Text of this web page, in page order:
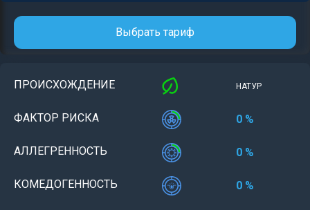
Выбрать тариф
ПРОИСХОЖДЕНИЕ НАТУР
ФАКТОР РИСКА 0 %
АЛЛЕГРЕННОСТЬ 0 %
КОМЕДОГЕННОСТЬ 0 %